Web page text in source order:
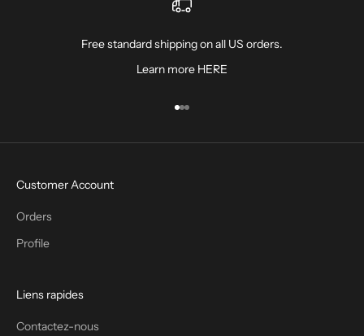
Free standard shipping on all US orders.
Learn more HERE
Aller à l'élément 1
Aller à l'élément 2
Aller à l'élément 3
Customer Account
Orders
Profile
Liens rapides
Contactez-nous